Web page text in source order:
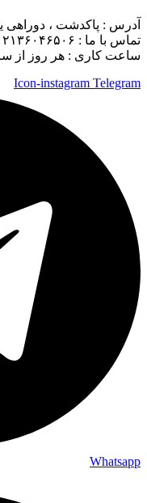
آدرس : پاکدشت ، دوراهی یبر
تماس با ما :
ساعت کاری : هر روز از ساعت 15
Icon-instagram Telegram
Whatsapp